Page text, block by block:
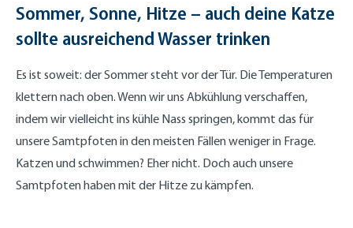
Sommer, Sonne, Hitze – auch deine Katze
sollte ausreichend Wasser trinken
Es ist soweit: der Sommer steht vor der Tür. Die Temperaturen
klettern nach oben. Wenn wir uns Abkühlung verschaffen,
indem wir vielleicht ins kühle Nass springen, kommt das für
unsere Samtpfoten in den meisten Fällen weniger in Frage.
Katzen und schwimmen? Eher nicht. Doch auch unsere
Samtpfoten haben mit der Hitze zu kämpfen.